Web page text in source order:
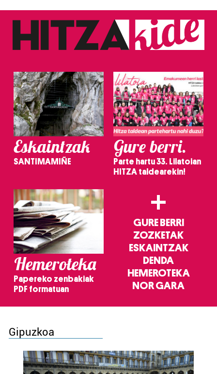
Eskaintzak
SANTIMAMIÑE
Gure berri.
Parte hartu 33. Lilatoian
HITZA taldearekin!
Hemeroteka
Papereko zenbakiak
PDF formatuan
+
GURE BERRI
ZOZKETAK
ESKAINTZAK
DENDA
HEMEROTEKA
NOR GARA
Gipuzkoa